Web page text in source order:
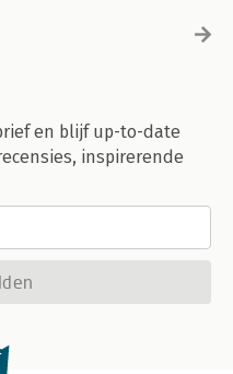
en blijf up-to-date
inspirerende